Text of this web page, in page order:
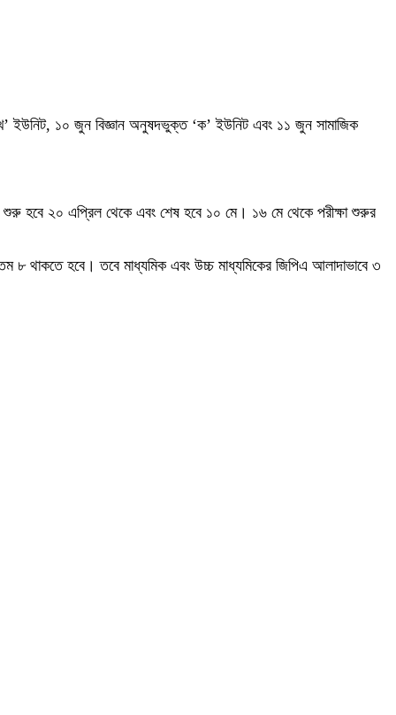
ইউনিট, ১০ জুন বিজ্ঞান অনুষদভুক্ত ‘ক’ ইউনিট এবং ১১ জুন সামাজিক
শুরু হবে ২০ এপ্রিল থেকে এবং শেষ হবে ১০ মে। ১৬ মে থেকে পরীক্ষা শুরুর
৮ থাকতে হবে। তবে মাধ্যমিক এবং উচ্চ মাধ্যমিকের জিপিএ আলাদাভাবে ৩